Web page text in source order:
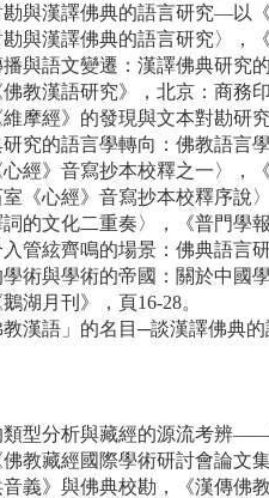
與漢譯佛典的語言研究—以
與漢譯佛典的語言研究〉，
與語文變遷：漢譯佛典研究
佛教漢語研究》，北京：商務
摩經》的發現與文本對勘研
究的語言學轉向：佛教語言
經》音寫抄本校釋之一〉，
《心經》音寫抄本校釋序說
的文化二重奏〉，《普門學報
管絃齊鳴的場景：佛典語言
術與學術的帝國：關於中國
鵝湖月刊》，頁16-28。
漢語」的名目─談漢譯佛典
類型分析與藏經的源流考辨
佛教藏經國際學術研討會論文
義》與佛典校勘，《漢傳佛